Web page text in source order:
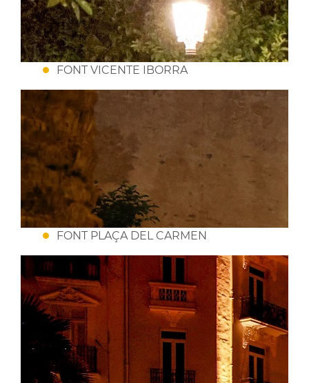
FONT VICENTE IBORRA
FONT PLAÇA DEL CARMEN